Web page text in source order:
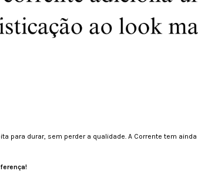
para durar, sem perder a qualidade. A Corrente tem ainda